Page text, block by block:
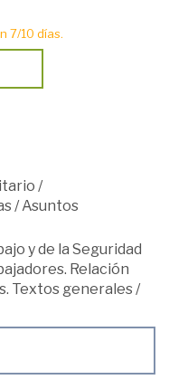
7/10 días.
/
/Asuntos
y de la Seguridad
Relación
Textos generales /